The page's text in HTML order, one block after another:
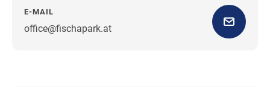
E-MAIL
office@fischapark.atWegbeschreibung